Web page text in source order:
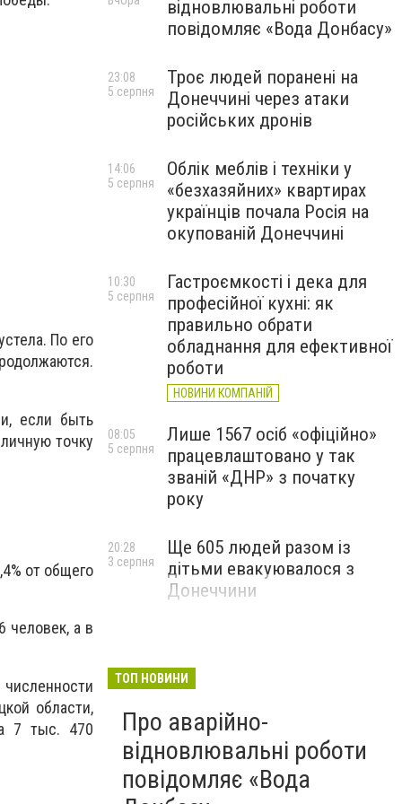
По его
если быть
точку
от общего
человек, а в
области,
7 тыс. 470
відновлювальні роботи
повідомляє «Вода Донбасу»
Троє людей поранені на
Донеччині через атаки
російських дронів
23:08
5 серпня
Облік меблів і техніки у
«безхазяйних» квартирах
українців почала Росія на
окупованій Донеччині
14:06
5 серпня
Гастроємкості і дека для
професійної кухні: як
правильно обрати
обладнання для ефективної
роботи
НОВИНИ КОМПАНІЙ
10:30
5 серпня
Лише 1567 осіб «офіційно»
працевлаштовано у так
званій «ДНР» з початку
року
08:05
5 серпня
Ще 605 людей разом із
дітьми евакуювалося з
Донеччини
20:28
3 серпня
ТОП НОВИНИ
Про аварійно-
відновлювальні роботи
повідомляє «Вода